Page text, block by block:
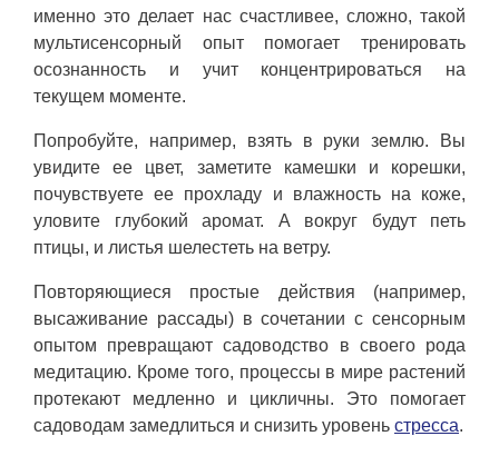
именно это делает нас счастливее, сложно, такой
мультисенсорный опыт помогает тренировать
осознанность и учит концентрироваться на
текущем моменте.
Попробуйте, например, взять в руки землю. Вы
увидите ее цвет, заметите камешки и корешки,
почувствуете ее прохладу и влажность на коже,
уловите глубокий аромат. А вокруг будут петь
птицы, и листья шелестеть на ветру.
Повторяющиеся простые действия (например,
высаживание рассады) в сочетании с сенсорным
опытом превращают садоводство в своего рода
медитацию. Кроме того, процессы в мире растений
протекают медленно и цикличны. Это помогает
садоводам замедлиться и снизить уровень стресса.